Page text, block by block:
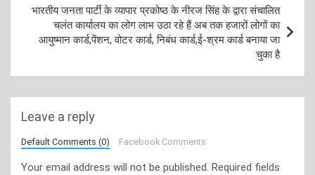
भारतीय जनता पार्टी के व्यापार प्रकोष्ठ के नीरज सिंह के द्वारा संचालित
चलंत कार्यालय का लोग लाभ उठा रहे हैं अब तक हजारों लोगों का
आयुष्मान कार्ड,पेंशन, वोटर कार्ड, निबंध कार्ड,ई-श्रम कार्ड बनाया जा
चुका है
Leave a reply
Default Comments (0) Facebook Comments
Your email address will not be published. Required fields